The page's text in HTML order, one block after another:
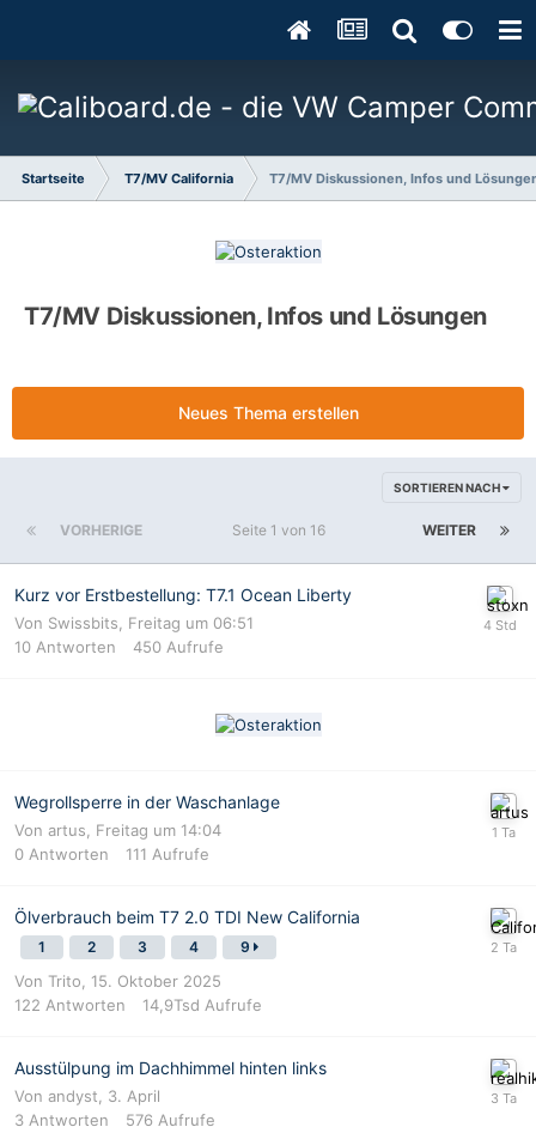
Startseite T7/MV California T7/MV Diskussionen, Infos und
T7/MV Diskussionen, Infos und Lösungen
Neues Thema erstellen
SORTIEREN NACH
VORHERIGE WEITER
Seite 1 von 16
Kurz vor Erstbestellung: T7.1 Ocean Liberty
Von Swissbits
Freitag um 06:51
10 Antworten 450 Aufrufe
Wegrollsperre in der Waschanlage
Von artus, Freitag um 14:04
0 Antworten 111 Aufrufe
Ölverbrauch beim T7 2.0 TDI New California
1 2 3 4 9
Von Trito, 15. Oktober 2025
122 Antworten 14,9Tsd Aufrufe
Ausstülpung im Dachhimmel hinten links
Von andyst, 3. April
3 Antworten 576 Aufrufe